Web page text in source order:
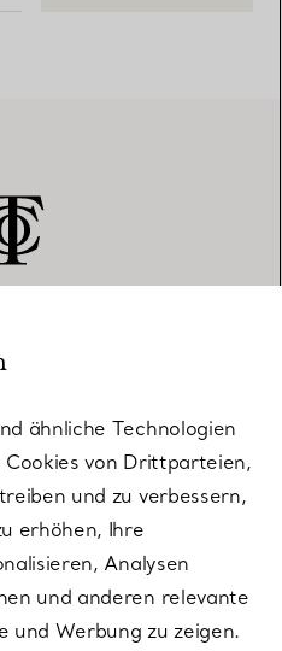
ähnliche Technologien
Cookies von Drittparteien,
und zu verbessern,
erhöhen, Ihre
Analysen
und anderen relevante
und Werbung zu zeigen.